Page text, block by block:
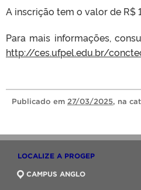
A inscrição tem o valor de R$
Para mais informações,
http://ces.ufpel.edu.br/
Publicado em 27/03/2025, na
LOCALIZE A PROGEP
CAMPUS ANGLO